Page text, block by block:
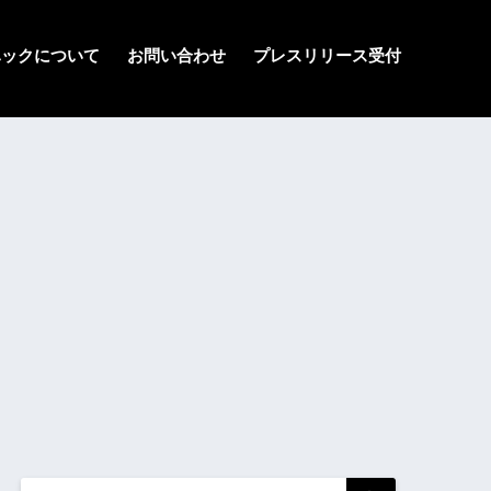
クについて お問い合わせ プレスリリース受付